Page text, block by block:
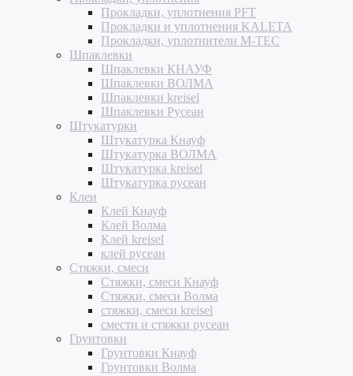
Прокладки, уплотнения PFT
Прокладки и уплотнения KALETA
Прокладки, уплотнители M-TEC
Шпаклевки
Шпаклевки КНАУФ
Шпаклевки ВОЛМА
Шпаклевки kreisel
Шпаклевки Русеан
Штукатурки
Штукатурка Кнауф
Штукатурка ВОЛМА
Штукатурка kreisel
Штукатурка русеан
Клеи
Клей Кнауф
Клей Волма
Клей kreisel
клей русеан
Стяжки, смеси
Стяжки, смеси Кнауф
Стяжки, смеси Волма
стяжки, смеси kreisel
смести и стяжки русеан
Грунтовки
Грунтовки Кнауф
Грунтовки Волма